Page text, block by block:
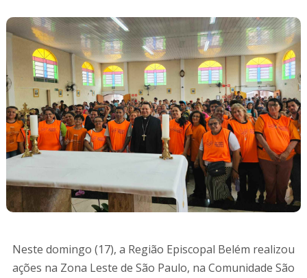
Neste domingo (17), a Região Episcopal Belém realizou
ações na Zona Leste de São Paulo, na Comunidade São